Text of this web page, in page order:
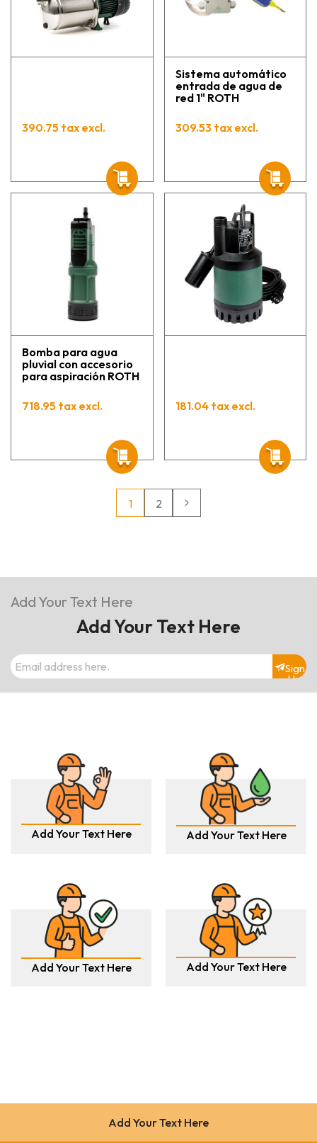
390.75 tax excl.
Sistema automático
entrada de agua de
red 1" ROTH
309.53 tax excl.
Bomba para agua
pluvial con accesorio
para aspiración ROTH
718.95 tax excl. 181.04 tax excl.
1 2
Add Your Text Here
Add Your Text Here
Sign
Up
Add Your Text Here Add Your Text Here
Add Your Text Here Add Your Text Here
Add Your Text Here